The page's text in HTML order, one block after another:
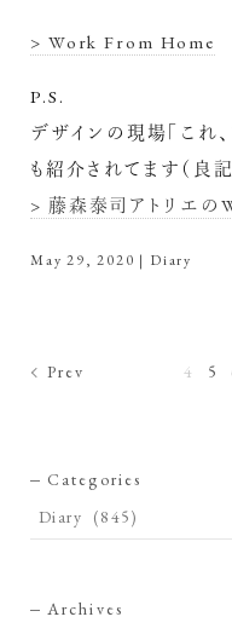
> Work From Home
P.S.
デザインの現場「これ
も紹介されてます（良記
> 藤森泰司アトリエ
May 29, 2020 | Diary
Prev 4 5
Categories
Archives